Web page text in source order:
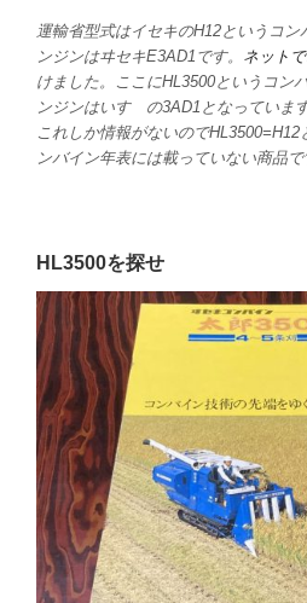
運輸省型式はイセキのH12というコ
ンジンはヰセキE3AD1です。 ネット
けました。ここにHL3500というコン
ンジンはいすゞの3AD1となっていま
これしか情報がないので
ンバイン年表には載っていない商品で
HL3500を探せ